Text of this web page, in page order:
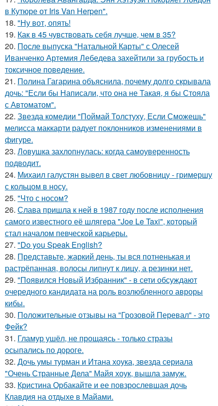
в Кутюре от Iris Van Herpen".
18. "Ну вот, опять!
19. Как в 45 чувствовать себя лучше, чем в 35?
20. После выпуска "Натальной Карты" с Олесей
Иванченко Артемия Лебедева захейтили за грубость и
токсичное поведение.
21. Полина Гагарина объяснила, почему долго скрывала
дочь: "Если бы Написали, что она не Такая, я бы Стояла
с Автоматом".
22. Звезда комедии "Поймай Толстуху, Если Сможешь"
мелисса маккарти радует поклонников изменениями в
фигуре.
23. Ловушка захлопнулась: когда самоуверенность
подводит.
24. Михаил галустян вывел в свет любовницу - гримершу
с кольцом в носу.
25. "Что с носом?
26. Слава пришла к ней в 1987 году после исполнения
самого известного её шлягера "Joe Le Taxi", который
стал началом певческой карьеры.
27. "Do you Speak English?
28. Представьте, жаркий день, ты вся потненькая и
растрёпанная, волосы липнут к лицу, а резинки нет.
29. "Появился Новый Избранник" - в сети обсуждают
очередного кандидата на роль возлюбленного авроры
кибы.
30. Положительные отзывы на "Грозовой Перевал" - это
Фейк?
31. Гламур ушёл, не прощаясь - только стразы
осыпались по дороге.
32. Дочь умы турман и Итана хоука, звезда сериала
"Очень Странные Дела" Майя хоук, вышла замуж.
33. Кристина Орбакайте и ее повзрослевшая дочь
Клавдия на отдыхе в Майами.